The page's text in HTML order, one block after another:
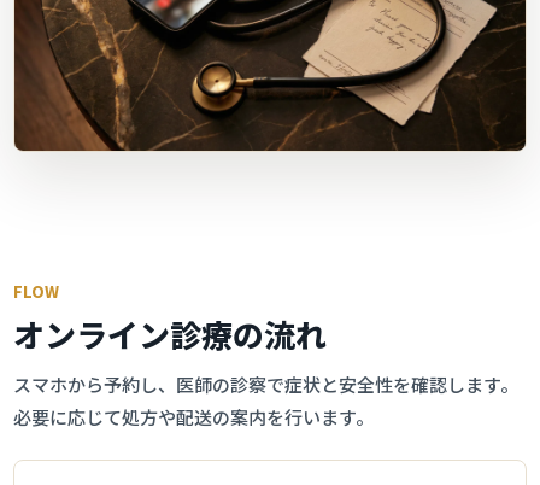
FLOW
オンライン診療の流れ
スマホから予約し、医師の診察で症状と安全性を確認します。
必要に応じて処方や配送の案内を行います。